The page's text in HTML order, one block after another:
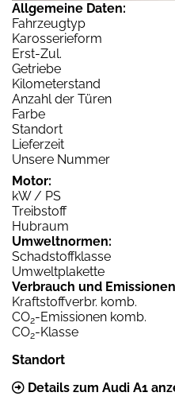
Allgemeine Daten:
Fahrzeugtyp
Karosserieform
Erst-Zul.
Getriebe
Kilometerstand
Anzahl der Türen
Farbe
Standort
Lieferzeit
Unsere Nummer
Motor:
kW / PS
Treibstoff
Hubraum
Umweltnormen:
Schadstoffklasse
Umweltplakette
Verbrauch und
Kraftstoffverbr. komb.
CO2-Emissionen komb.
CO2-Klasse
Standort
Details zum Audi A1